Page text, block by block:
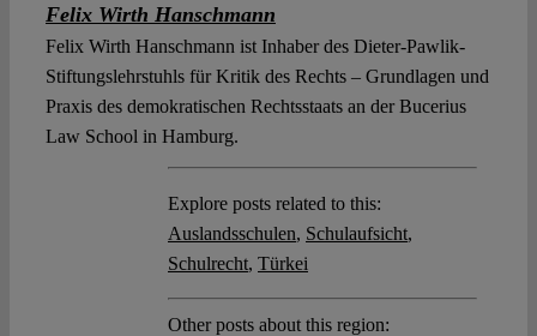
Felix Wirth Hanschmann
Felix Wirth Hanschmann ist Inhaber des Dieter-Pawlik-
Stiftungslehrstuhls für Kritik des Rechts – Grundlagen und
Praxis des demokratischen Rechtsstaats an der Bucerius
Law School in Hamburg.
Explore posts related to this:
Auslandsschulen, Schulaufsicht,
Schulrecht, Türkei
Other posts about this region: